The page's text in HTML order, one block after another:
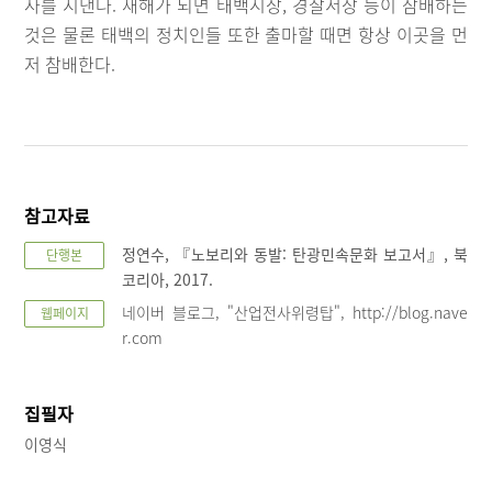
것은 물론 태백의 정치인들 또한 출마할 때면 항상 이곳을 먼
저 참배한다.
참고자료
단행본
정연수, 『노보리와 동발: 탄광민속문화 보고서』, 북
코리아, 2017.
웹페이지
네이버 블로그, "산업전사위령탑", http://blog.nave
r.com
집필자
이영식